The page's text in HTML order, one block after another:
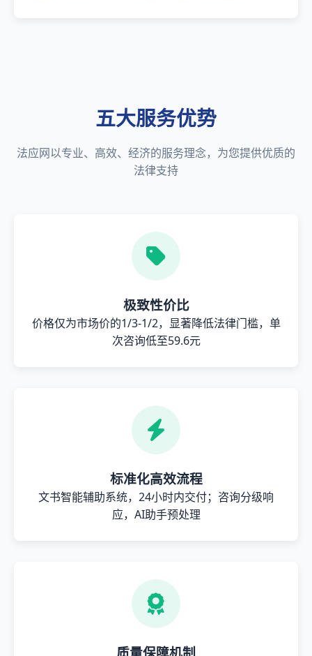
五大服务优势
法应网以专业、高效、经济的服务理念，为您提供优质的
法律支持
极致性价比
价格仅为市场价的1/3-1/2，显著降低法律门槛，单
次咨询低至59.6元
标准化高效流程
文书智能辅助系统，24小时内交付；咨询分级响
应，AI助手预处理
质量保障机制